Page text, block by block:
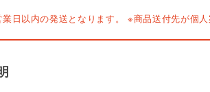
日以内の発送となります。 ※商品送付先が個